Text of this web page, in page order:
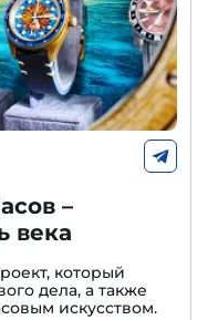
–
века
который
дела, а также
искусством.